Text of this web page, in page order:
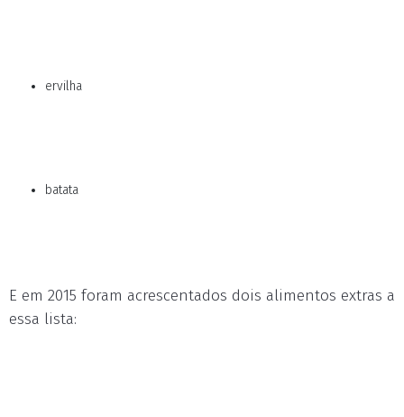
ervilha
batata
E em 2015 foram acrescentados dois alimentos extras a
essa lista: